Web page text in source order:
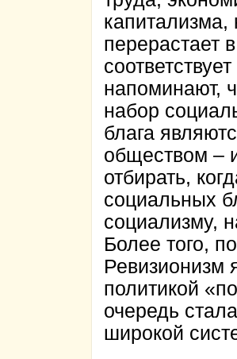
перерастает
напоминают,
набор
блага
обществом –
отбирать,
социальных
социализму,
Более того,
Ревизионизм
политикой
очередь
широкой